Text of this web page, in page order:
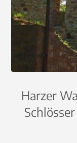
Harzer